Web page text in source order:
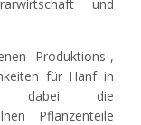
und
Produktions-,
für Hanf in
dabei die
Pflanzenteile